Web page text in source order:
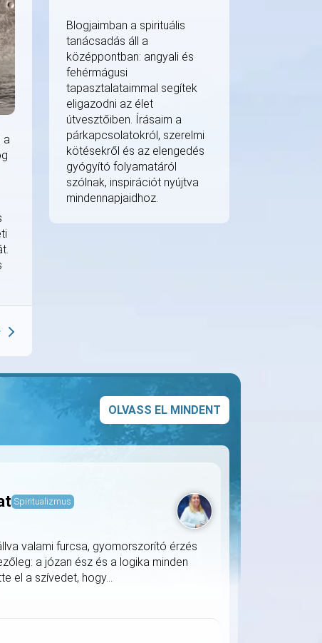
a
Blogjaimban a spirituális
tanácsadás áll a
középpontban: angyali és
fehérmágusi
tapasztalataimmal segítek
eligazodni az élet
útvesztőiben. Írásaim a
párkapcsolatokról, szerelmi
kötésekről és az elengedés
gyógyító folyamatáról
szólnak, inspirációt nyújtva
mindennapjaidhoz.
OLVASS EL MINDENT
Spiritualizmus
valami furcsa, gyomorszorító érzés
a józan ész és a logika minden
el a szívedet, hogy...